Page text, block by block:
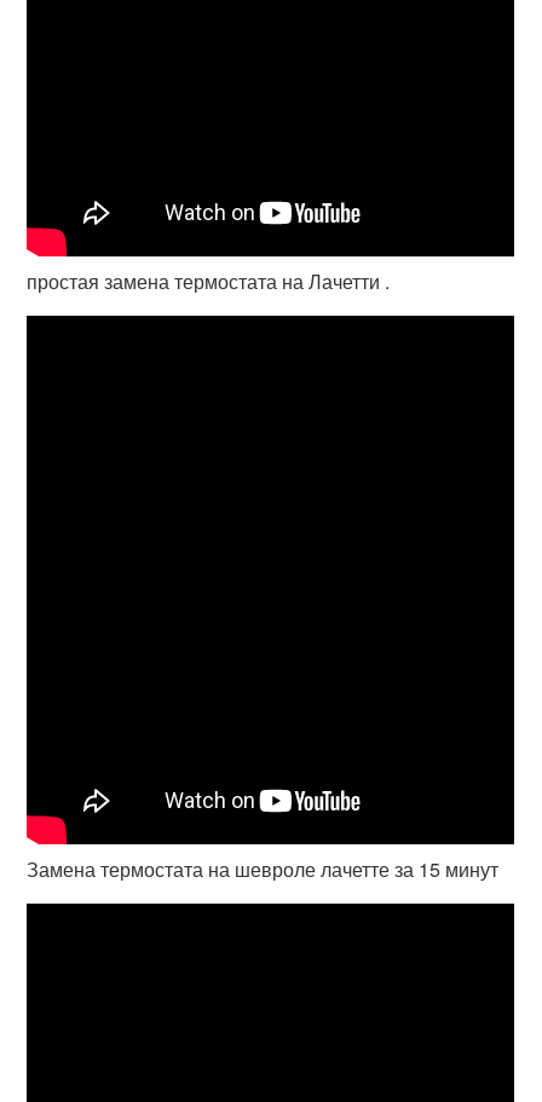
простая замена термостата на Лачетти .
Замена термостата на шевроле лачетте за 15 минут